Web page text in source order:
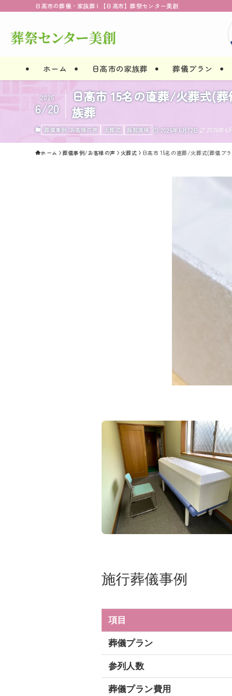
日高市の葬儀・家族葬 | 【日高市】葬祭センター美創
ホーム 日高市の家族葬 葬儀プラン
日高市 15名の直葬/火葬式(
族葬
2026
6/20
葬儀事例/お客様の声 火葬式 飯能斎場 2026年6月12日 2026年6
ホーム 葬儀事例/お客様の声 火葬式 日高市 15名の直葬/火葬式(葬儀プ
施行葬儀事例
項目
葬儀プラン
参列人数
葬儀プラン費用